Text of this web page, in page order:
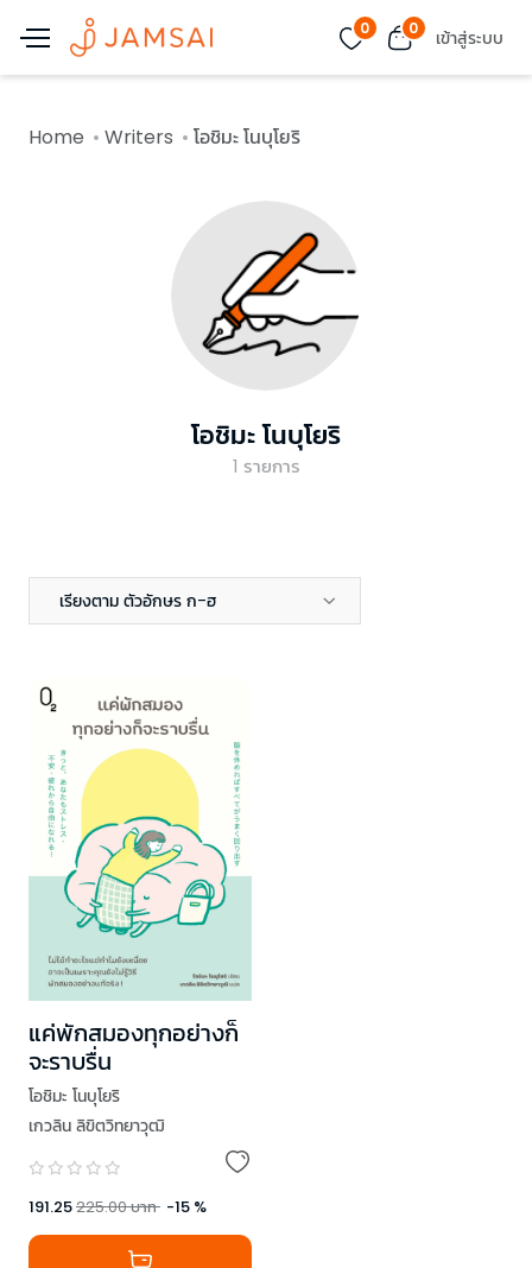
0 0 เข้าสู่ระบบ
Home Writers โอชิมะ โนบุโยริ
โอชิมะ โนบุโยริ
1 รายการ
เรียงตาม ตัวอักษร ก-ฮ
แค่พักสมองทุกอย่างก็
จะราบรื่น
โอชิมะ โนบุโยริ
เกวลิน ลิขิตวิทยาวุฒิ
191.25225.00บาท -15 %